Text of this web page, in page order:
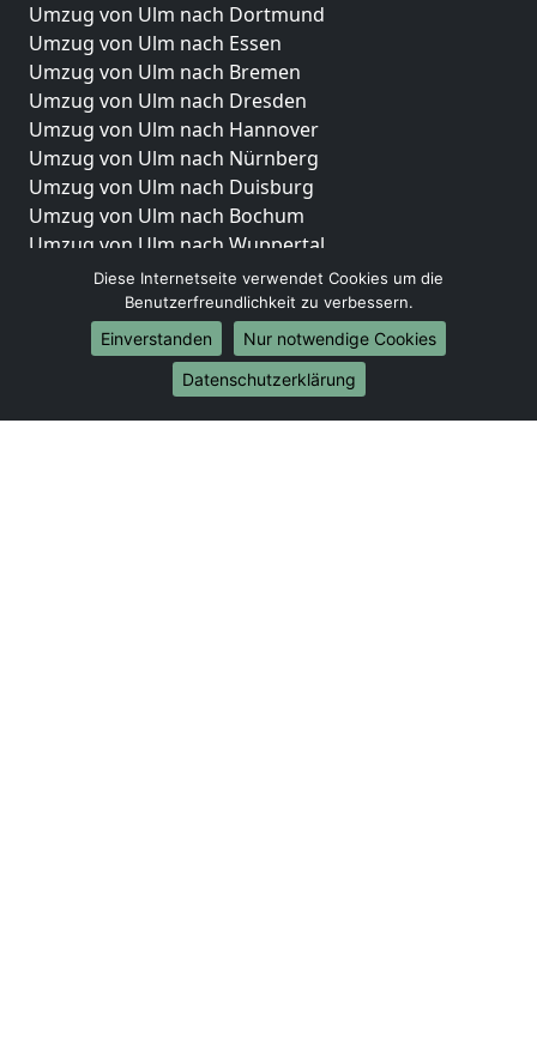
Umzug von Ulm nach Dortmund
Umzug von Ulm nach Essen
Umzug von Ulm nach Bremen
Umzug von Ulm nach Dresden
Umzug von Ulm nach Hannover
Umzug von Ulm nach Nürnberg
Umzug von Ulm nach Duisburg
Umzug von Ulm nach Bochum
Umzug von Ulm nach Wuppertal
Umzug von Ulm nach Bielefeld
Umzug von Ulm nach Bonn
Umzug von Ulm nach Münster
Internationale-Umzüge
Umzug von Ulm nach Brasilien
Diese Internetseite verwendet Cookies um die
Benutzerfreundlichkeit zu verbessern.
Einverstanden
Nur notwendige Cookies
Datenschutzerklärung